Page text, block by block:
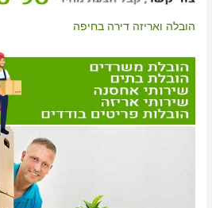
הובלה ואריזה דירה בחיפה